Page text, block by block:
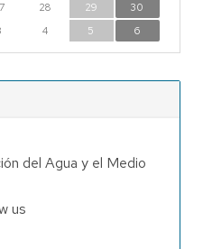
28 29
30
4 5 6
del Agua y el Medio
us